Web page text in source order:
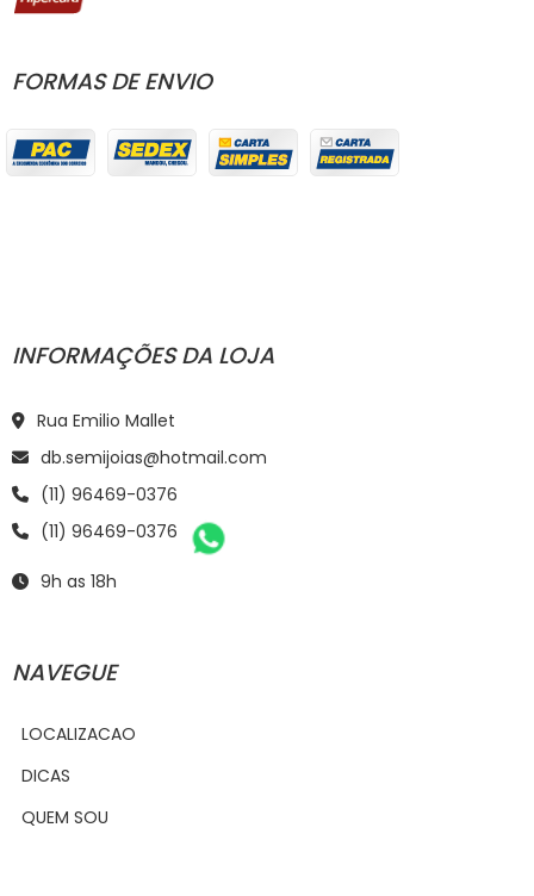
FORMAS DE ENVIO
INFORMAÇÕES DA LOJA
Rua Emilio Mallet
db.semijoias@hotmail.com
(11) 96469-0376
(11) 96469-0376
9h as 18h
NAVEGUE
LOCALIZACAO
DICAS
QUEM SOU